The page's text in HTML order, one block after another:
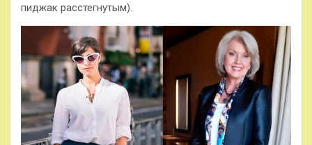
пиджак расстегнутым).